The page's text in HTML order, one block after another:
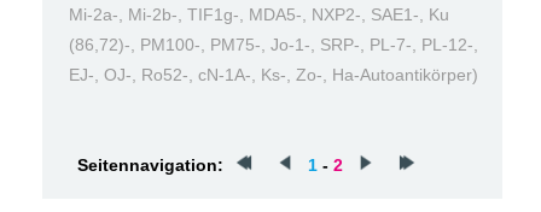
Mi-2a-, Mi-2b-, TIF1g-, MDA5-, NXP2-, SAE1-, Ku
(86,72)-, PM100-, PM75-, Jo-1-, SRP-, PL-7-, PL-12-,
EJ-, OJ-, Ro52-, cN-1A-, Ks-, Zo-, Ha-Autoantikörper)
Seitennavigation: 1 - 2